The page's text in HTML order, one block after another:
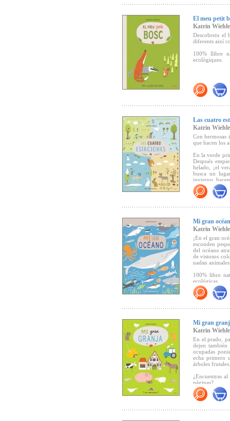
El meu petit
Katrin Wiehle
Descobreix el
diferents així
100% llibre
ecològiques.
Las cuatro
Katrin Wiehle
Con hermosas
que hacen los
En la verde
Después
helado, ¡el
busca un
invierno,
"En cada
Mi gran
Katrin Wiehle
¡En el gran
esconden
del océano
de vistosos
nadan
100% libro
ecológicas.
"El álbum
Mi gran
Katrin Wiehle
En el prado,
dejen también
ocupadas
echa primero
árboles frutales.
¿Encuentras
páginas?
100% libro
ecológicas.